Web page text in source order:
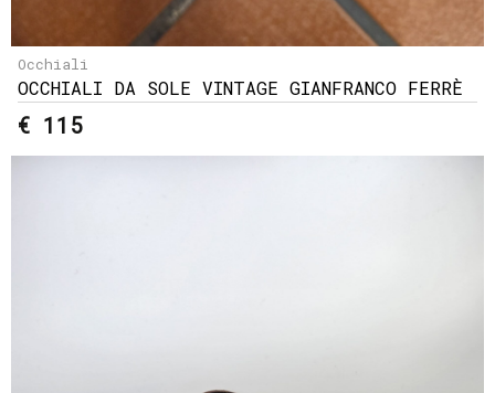
Occhiali
OCCHIALI DA SOLE VINTAGE GIANFRANCO FERRÈ
€ 115